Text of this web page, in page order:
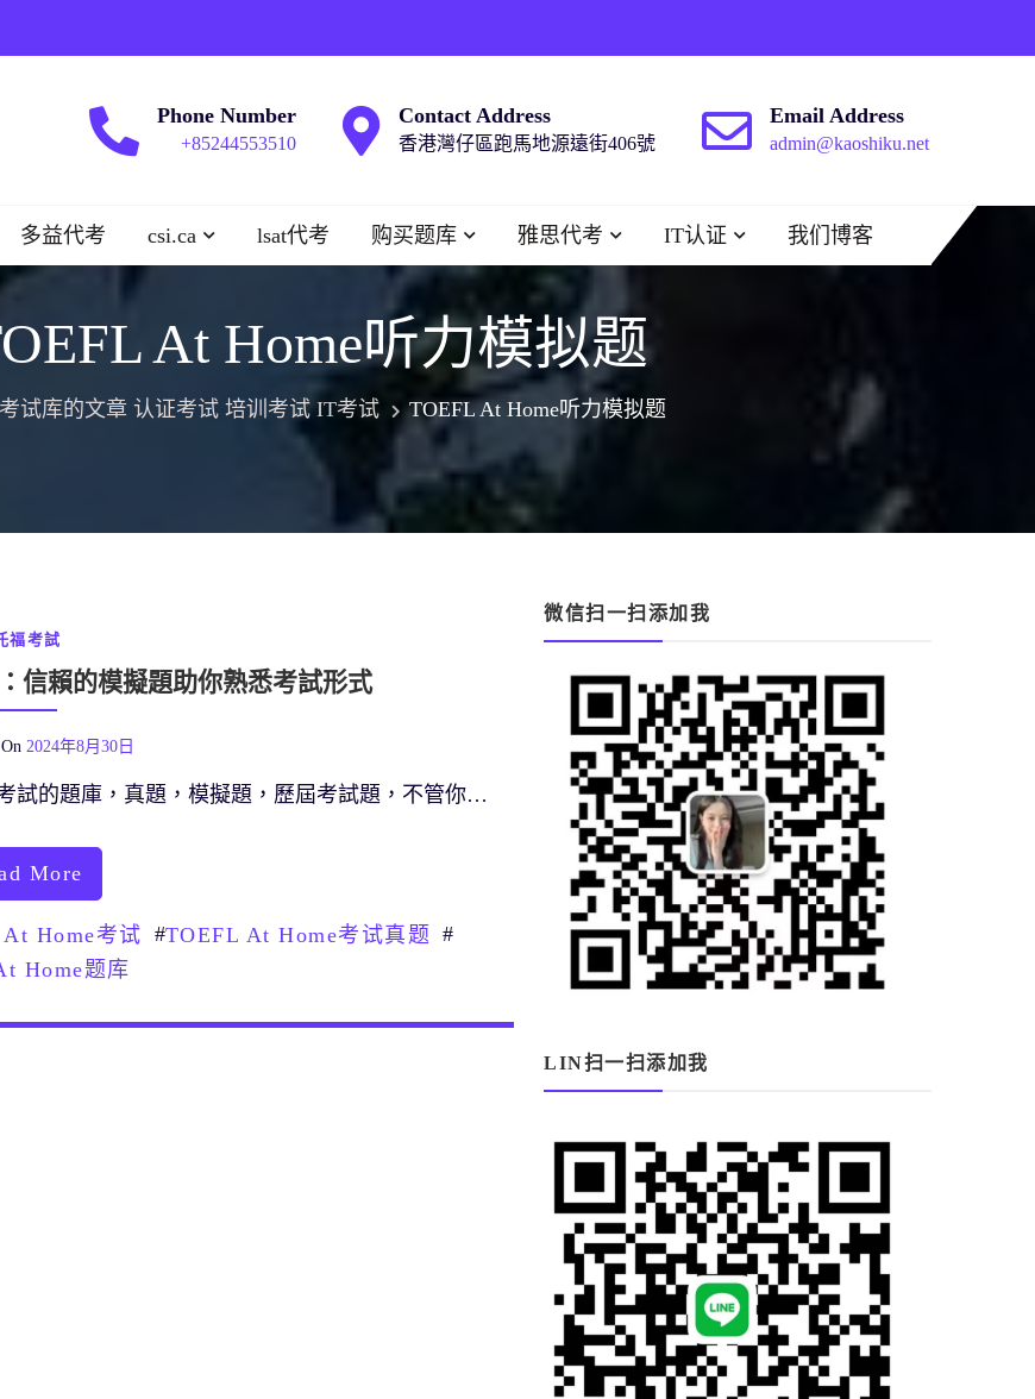
Phone Number
+85244553510
Contact Address
香港灣仔區跑馬地源遠街406號
Email Address
admin@kaoshiku.net
多益代考 csi.ca lsat代考 购买题库 雅思代考 IT认证 我们博客
At Home听力模拟题
试库的文章 认证考试 培训考试 IT考试 TOEFL At Home听力模拟题
福考試
信賴的模擬題助你熟悉考試形式
On 2024年8月30日
試的題庫，真題，模擬題，歷屆考試題，不管你…
More
Home考试 #TOEFL At Home考试真题 #
Home题库
微信扫一扫添加我
LIN扫一扫添加我